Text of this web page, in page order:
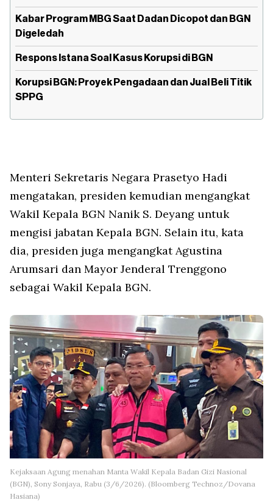
Kabar Program MBG Saat Dadan Dicopot dan BGN
Digeledah
Respons Istana Soal Kasus Korupsi di BGN
Korupsi BGN: Proyek Pengadaan dan Jual Beli Titik
SPPG
Menteri Sekretaris Negara Prasetyo Hadi
mengatakan, presiden kemudian mengangkat
Wakil Kepala BGN Nanik S. Deyang untuk
mengisi jabatan Kepala BGN. Selain itu, kata
dia, presiden juga mengangkat Agustina
Arumsari dan Mayor Jenderal Trenggono
sebagai Wakil Kepala BGN.
Kejaksaan Agung menahan Manta Wakil Kepala Badan Gizi Nasional
(BGN), Sony Sonjaya, Rabu (3/6/2026). (Bloomberg Technoz/Dovana
Hasiana)